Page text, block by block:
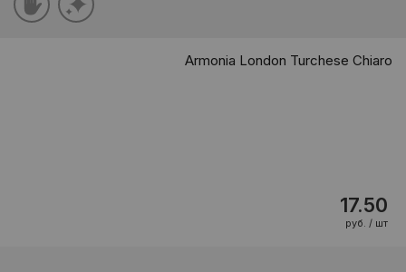
Armonia London Turchese Chiaro
17.50
руб. / шт